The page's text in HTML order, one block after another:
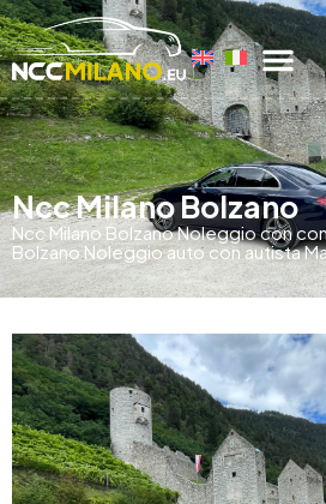
Ncc Milano Bolzano
Ncc Milano Bolzano Noleggio con
Bolzano Noleggio auto con autista